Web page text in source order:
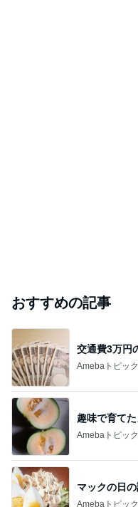
おすすめの記事
交通費3万円
Amebaトピッ
趣味で育て
Amebaトピッ
マックの日
Amebaトピッ